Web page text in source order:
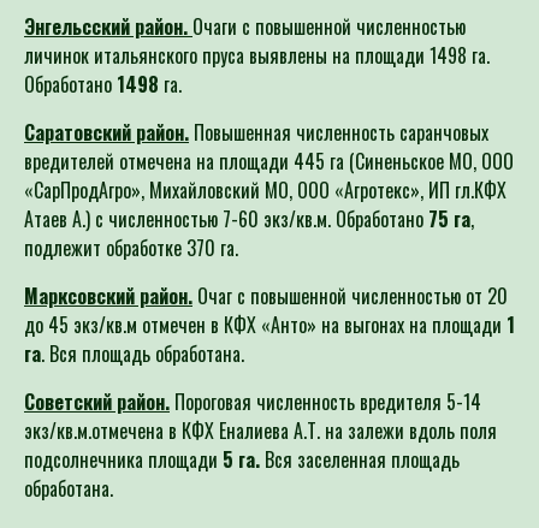
Энгельсский район. Очаги с повышенной численностью
личинок итальянского пруса выявлены на площади 1498 га.
Обработано1498га.
Саратовский район. Повышенная численность саранчовых
вредителей отмечена на площади 445 га (Синеньское МО, ООО
«СарПродАгро», Михайловский МО, ООО «Агротекс», ИП гл.КФХ
Атаев А.) с численностью 7-60 экз/кв.м. Обработано 75 га,
подлежит обработке 370 га.
Марксовский район. Очаг с повышенной численностью от 20
до 45 экз/кв.м отмечен в КФХ «Анто» на выгонах на площади1
га. Вся площадь обработана.
Советский район. Пороговая численность вредителя 5-14
экз/кв.м.отмечена в КФХ Еналиева А.Т. на залежи вдоль поля
подсолнечника площади5 га.Вся заселенная площадь
обработана.